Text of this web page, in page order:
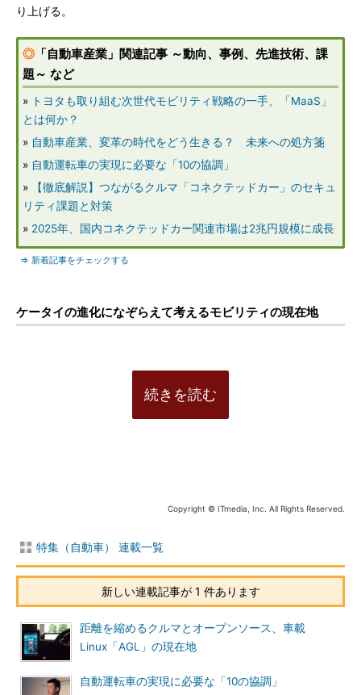
り上げる。
◎ 「自動車産業」関連記事 ～動向、事例、先進技術、課
題～ など
»
トヨタも取り組む次世代モビリティ戦略の一手、「MaaS」
とは何か？
» 自動車産業、変革の時代をどう生きる？ 未来への処方箋
» 自動運転車の実現に必要な「10の協調」
»
【徹底解説】つながるクルマ「コネクテッドカー」のセキュ
リティ課題と対策
» 2025年、国内コネクテッドカー関連市場は2兆円規模に成長
⇒ 新着記事をチェックする
ケータイの進化になぞらえて考えるモビリティの現在地
続きを読む
Copyright © ITmedia, Inc. All Rights Reserved.
特集（自動車） 連載一覧
新しい連載記事が 1 件あります
距離を縮めるクルマとオープンソース、車載
Linux「AGL」の現在地
自動運転車の実現に必要な「10の協調」